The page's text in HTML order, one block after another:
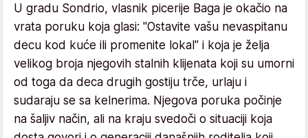
U gradu Sondrio, vlasnik picerije Baga je okačio na
vrata poruku koja glasi: "Ostavite vašu nevaspitanu
decu kod kuće ili promenite lokal" i koja je želja
velikog broja njegovih stalnih klijenata koji su umorni
od toga da deca drugih gostiju trče, urlaju i
sudaraju se sa kelnerima. Njegova poruka počinje
na šaljiv način, ali na kraju svedoči o situaciji koja